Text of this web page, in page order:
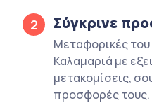
2 Σύγκρινε
Μεταφορικές
Καλαμαριά με
μετακομίσεις,
προσφορές τους.